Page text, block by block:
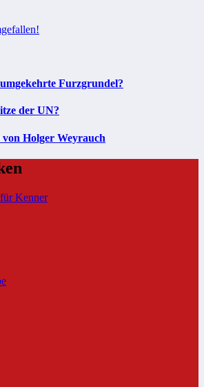
Furzgrundel?
der UN?
Holger Weyrauch
Kenner